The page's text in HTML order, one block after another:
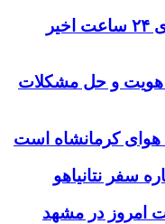
این سه نفر بد اخلاق‌ترین ایرانی‌های ۲۴ ساعت اخیر
هویت و حل مشکلات
هوای کرمانشاه است
سفر نتانیاهو
امروز در مشهد